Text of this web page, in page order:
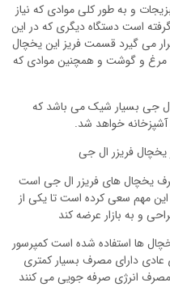
و به طور کلی موادی که نیاز
گرفته است دستگاه دیگری که در این
می گیرد قسمت فریز این یخچال
مرغ و گوشت و همچنین موادی که
جی بسیار شیک می باشد که
خواهد شد.
فریزر ال جی
یخچال های فریزر ال جی است
مهم سعی کرده است تا یکی از
و به بازار عرضه کند
ها استفاده شده است کمپرسور
دارای مصرف بسیار کمتری